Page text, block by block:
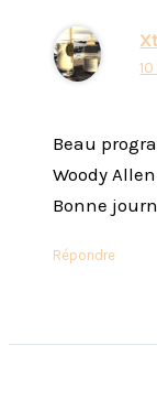
10
Beau
Woody
Bonne
Répondre